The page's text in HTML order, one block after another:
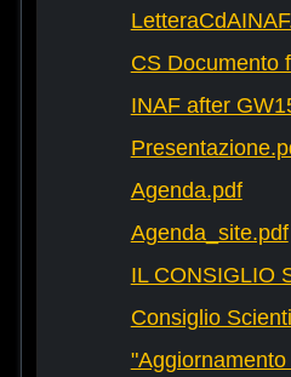
CS Documento
INAF after
Agenda.pdf
Agenda_site.pdf
IL CONSIGLIO
Consiglio